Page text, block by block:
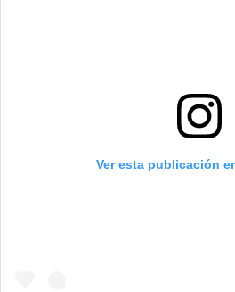
Ver esta publicación